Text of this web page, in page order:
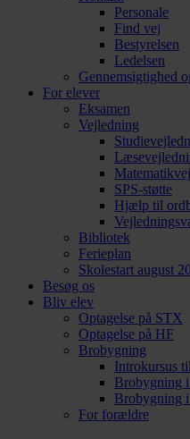
Personale
Find vej
Bestyrelsen
Ledelsen
Gennemsigtighed
For elever
Eksamen
Vejledning
SPS-støtte
Hjælp til
Bibliotek
Ferieplan
Skolestart august
Besøg os
Bliv elev
Optagelse på STX
Optagelse på HF
Brobygning
Introkursus
Brobygning
Brobygning
For forældre